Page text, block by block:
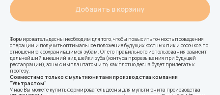
Добавить в корзину
Формирователь десны необходим для того, чтобы повысить точность проведения
операции и получить оптимальное положение будущих костных пик и сосочков по
отношению к сохранившимся зубам. От его правильного использования зависит
дальнейший внешний вид шейки зуба (контура прорезывания при будущей
реставрации), зоны с имплантатом и то, как плотно десна будет прилегать к
протезу.
Совместимо только с мультиюнитами производства компании
"Ультрастом"
У нас Вы можете купить формирователь десны для мультиюнита производства